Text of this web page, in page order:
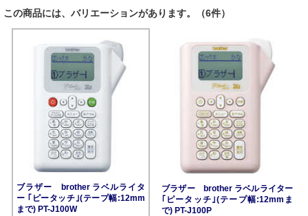
この商品には、バリエーションがあります。（6件）
ブラザー brother ラベルライタ
ー ｢ピータッチ｣(テープ幅:12mm
まで) PT-J100W
ブラザー brother ラベルライター
｢ピータッチ｣(テープ幅:12mmま
で) PT-J100P